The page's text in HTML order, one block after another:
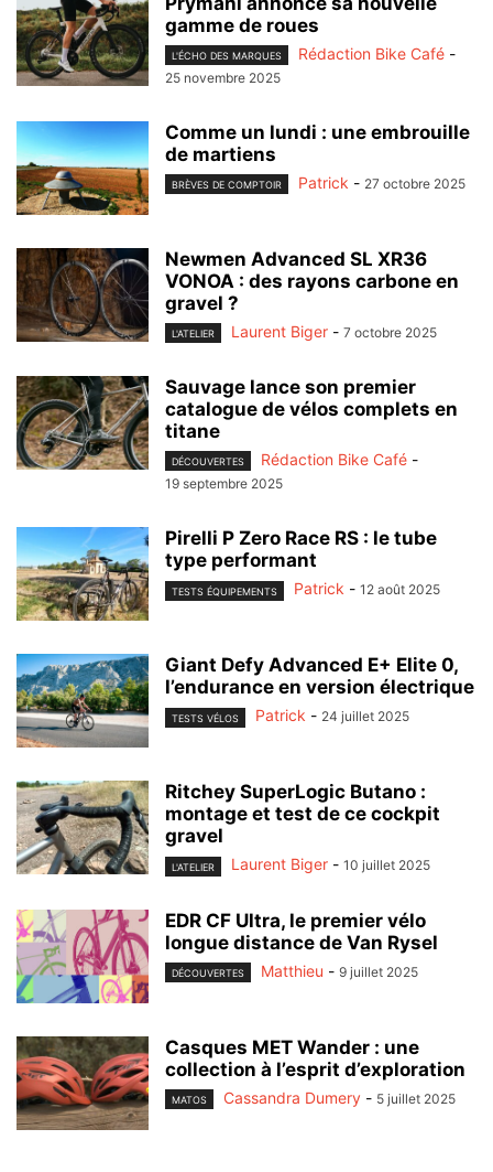
gamme de roues
L'ÉCHO DES MARQUES Rédaction Bike Café -
25 novembre 2025
Comme un lundi : une embrouille
de martiens
BRÈVES DE COMPTOIR Patrick - 27 octobre 2025
Newmen Advanced SL XR36
VONOA : des rayons carbone en
gravel ?
L'ATELIER Laurent Biger - 7 octobre 2025
Sauvage lance son premier
catalogue de vélos complets en
titane
DÉCOUVERTES Rédaction Bike Café -
19 septembre 2025
Pirelli P Zero Race RS : le tube
type performant
TESTS ÉQUIPEMENTS Patrick - 12 août 2025
Giant Defy Advanced E+ Elite 0,
l’endurance en version électrique
TESTS VÉLOS Patrick - 24 juillet 2025
Ritchey SuperLogic Butano :
montage et test de ce cockpit
gravel
L'ATELIER Laurent Biger - 10 juillet 2025
EDR CF Ultra, le premier vélo
longue distance de Van Rysel
DÉCOUVERTES Matthieu - 9 juillet 2025
Casques MET Wander : une
collection à l’esprit d’exploration
MATOS Cassandra Dumery - 5 juillet 2025